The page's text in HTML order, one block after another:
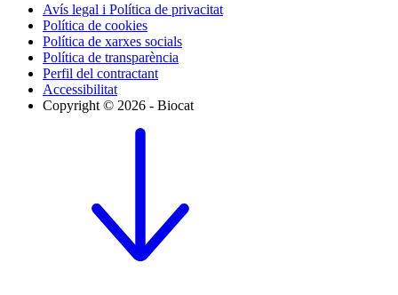
Avís legal i Política de privacitat
Política de cookies
Política de xarxes socials
Política de transparència
Perfil del contractant
Accessibilitat
Copyright © 2026 - Biocat